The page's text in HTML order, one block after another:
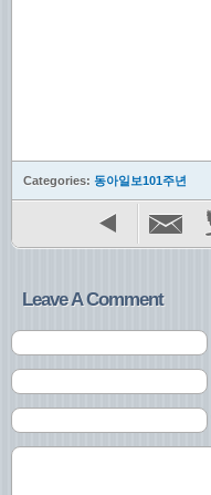
Categories: 동아일보101주년
Leave A Comment